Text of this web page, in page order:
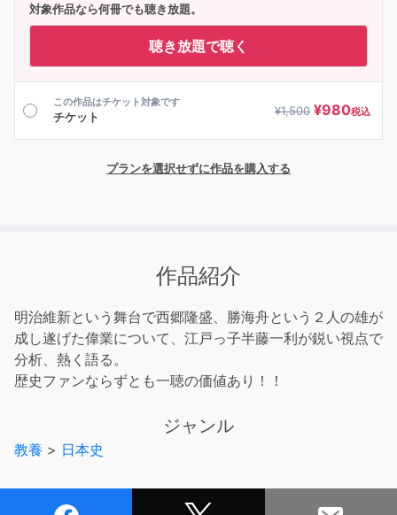
対象作品なら何冊でも聴き放題。
聴き放題で聴く
この作品はチケット対象です
チケット ¥1,500 ¥980税込
プランを選択せずに作品を購入する
作品紹介
明治維新という舞台で西郷隆盛、勝海舟という２人の雄が
成し遂げた偉業について、江戸っ子半藤一利が鋭い視点で
分析、熱く語る。
歴史ファンならずとも一聴の価値あり！！
ジャンル
教養 > 日本史